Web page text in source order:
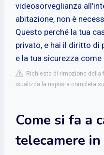
videosorveglianza
abitazione, non è
Questo perché la tua
privato, e hai il diritto di
e la tua sicurezza
Richiesta di rimozione della
isualizza la risposta completa
Come si fa a
telecamere in